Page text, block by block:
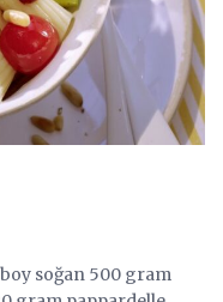
soğan 500 gram